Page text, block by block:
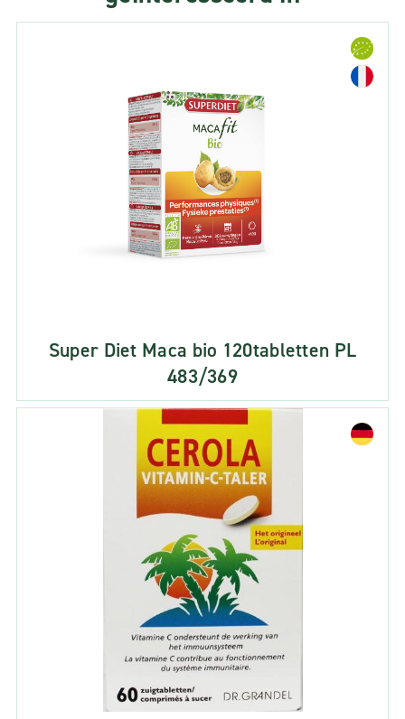
Super Diet Maca bio 120tabletten PL
483/369